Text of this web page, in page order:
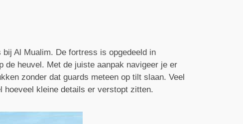
Al Mualim. De fortress is opgedeeld in
de heuvel. Met de juiste aanpak navigeer je er
zonder dat guards meteen op tilt slaan. Veel
hoeveel kleine details er verstopt zitten.